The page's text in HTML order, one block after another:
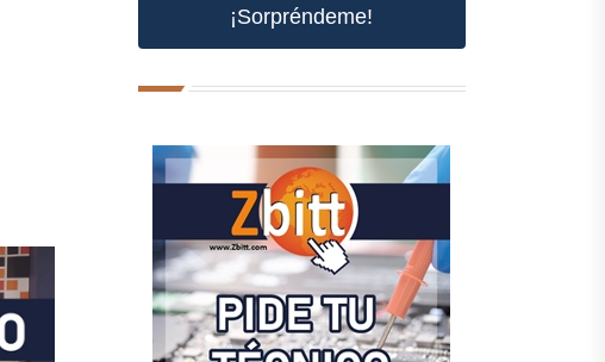
¡Sorpréndeme!